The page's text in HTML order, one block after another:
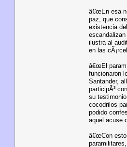
â€œEn esa
paz, que
existencia
ilustra al
en las
â€œEl
funcionaron
Santander,
participÃ³
su
cocodrilos
podido
aquel acuse
â€œCon